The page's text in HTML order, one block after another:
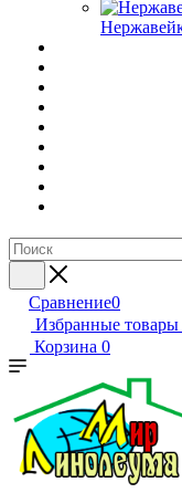
Сравнение0
Избранные товары
Корзина 0